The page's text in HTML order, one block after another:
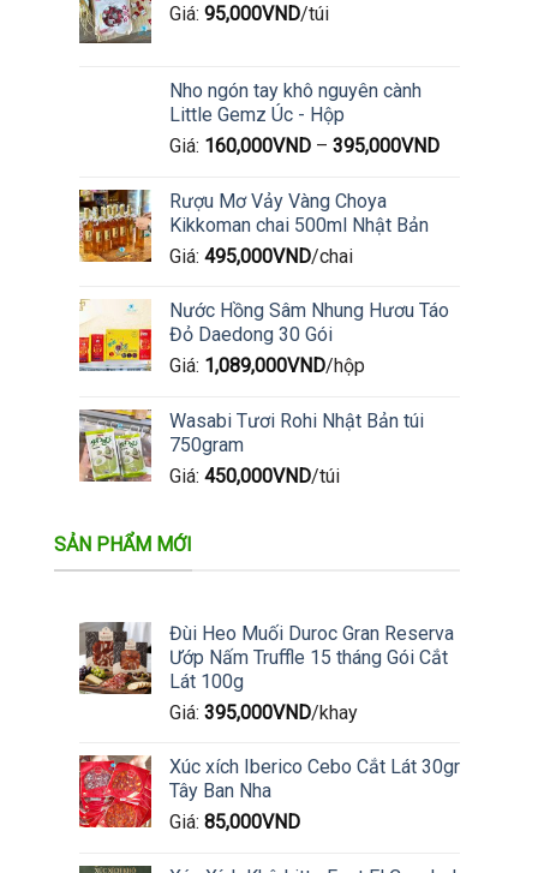
Giá: 95,000VND/túi
Nho ngón tay khô nguyên cành
Little Gemz Úc - Hộp
Giá: 160,000VND– 395,000VND
Rượu Mơ Vảy Vàng Choya
Kikkoman chai 500ml Nhật Bản
Giá: 495,000VND/chai
Nước Hồng Sâm Nhung Hươu Táo
Đỏ Daedong 30 Gói
Giá: 1,089,000VND/hộp
Wasabi Tươi Rohi Nhật Bản túi
750gram
Giá: 450,000VND/túi
SẢN PHẨM MỚI
Đùi Heo Muối Duroc Gran Reserva
Ướp Nấm Truffle 15 tháng Gói Cắt
Lát 100g
Giá: 395,000VND/khay
Xúc xích Iberico Cebo Cắt Lát 30gr
Tây Ban Nha
Giá: 85,000VND